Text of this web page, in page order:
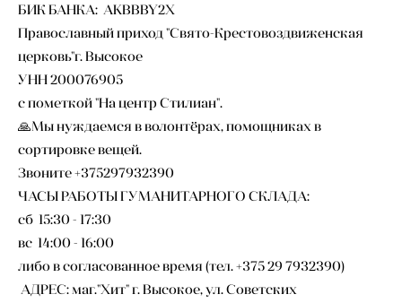
БИК БАНКА: AKBBBY2X
Православный приход "Свято-Крестовоздвиженская
церковь"г. Высокое
УНН 200076905
с пометкой "На центр Стилиан".
🙏Мы нуждаемся в волонтёрах, помощниках в
сортировке вещей.
Звоните +375297932390
ЧАСЫ РАБОТЫ ГУМАНИТАРНОГО СКЛАДА:
сб 15:30 - 17:30
вс 14:00 - 16:00
либо в согласованное время (тел. +375 29 7932390)
АДРЕС: маг."Хит" г. Высокое, ул. Советских